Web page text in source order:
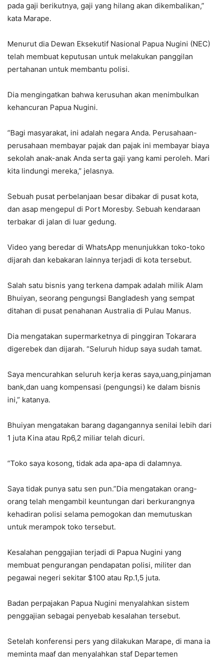
pada gaji berikutnya, gaji yang hilang akan dikembalikan,”
kata Marape.
Menurut dia Dewan Eksekutif Nasional Papua Nugini (NEC)
telah membuat keputusan untuk melakukan panggilan
pertahanan untuk membantu polisi.
Dia mengingatkan bahwa kerusuhan akan menimbulkan
kehancuran Papua Nugini.
“Bagi masyarakat, ini adalah negara Anda. Perusahaan-
perusahaan membayar pajak dan pajak ini membayar biaya
sekolah anak-anak Anda serta gaji yang kami peroleh. Mari
kita lindungi mereka,” jelasnya.
Sebuah pusat perbelanjaan besar dibakar di pusat kota,
dan asap mengepul di Port Moresby. Sebuah kendaraan
terbakar di jalan di luar gedung.
Video yang beredar di WhatsApp menunjukkan toko-toko
dijarah dan kebakaran lainnya terjadi di kota tersebut.
Salah satu bisnis yang terkena dampak adalah milik Alam
Bhuiyan, seorang pengungsi Bangladesh yang sempat
ditahan di pusat penahanan Australia di Pulau Manus.
Dia mengatakan supermarketnya di pinggiran Tokarara
digerebek dan dijarah. “Seluruh hidup saya sudah tamat.
Saya mencurahkan seluruh kerja keras saya,uang,pinjaman
bank,dan uang kompensasi (pengungsi) ke dalam bisnis
ini,” katanya.
Bhuiyan mengatakan barang dagangannya senilai lebih dari
1 juta Kina atau Rp6,2 miliar telah dicuri.
“Toko saya kosong, tidak ada apa-apa di dalamnya.
Saya tidak punya satu sen pun.”Dia mengatakan orang-
orang telah mengambil keuntungan dari berkurangnya
kehadiran polisi selama pemogokan dan memutuskan
untuk merampok toko tersebut.
Kesalahan penggajian terjadi di Papua Nugini yang
membuat pengurangan pendapatan polisi, militer dan
pegawai negeri sekitar $100 atau Rp.1,5 juta.
Badan perpajakan Papua Nugini menyalahkan sistem
penggajian sebagai penyebab kesalahan tersebut.
Setelah konferensi pers yang dilakukan Marape, di mana ia
meminta maaf dan menyalahkan staf Departemen